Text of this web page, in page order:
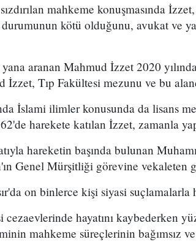
mahkeme konuşmasında
durumunun kötü olduğunu, avukat ve
aranan Mahmud İzzet 2020
Tıp Fakültesi mezunu ve bu
İslami ilimler konusunda da lisans
harekete katılan İzzet, zamanla
hareketin başında bulunan
Genel Mürşitliği görevine vekaleten
on binlerce kişi siyasi
cezaevlerinde hayatını kaybederken
mahkeme süreçlerinin bağımsız